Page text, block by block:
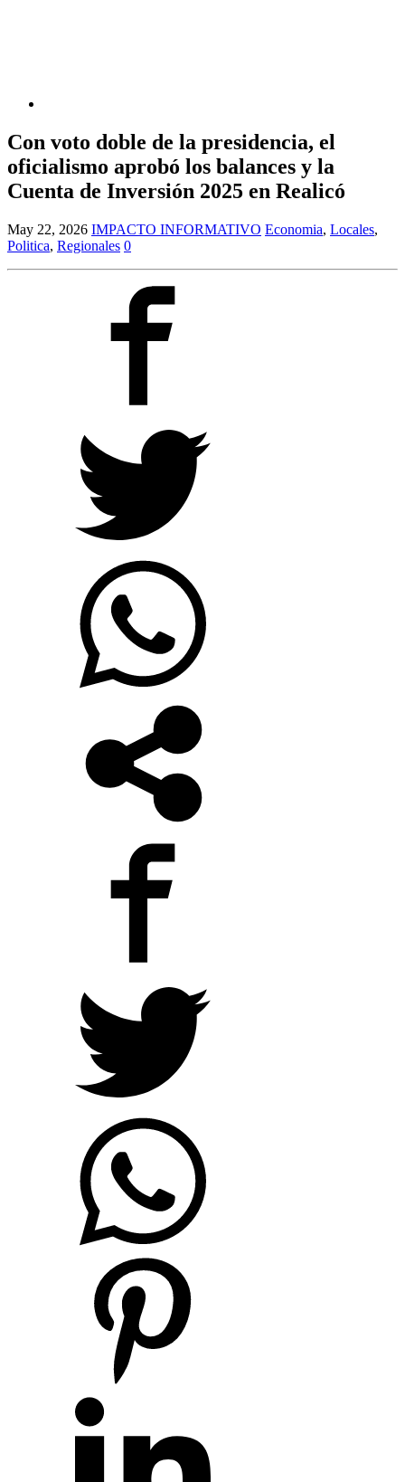
Con voto doble de la presidencia, el
oficialismo aprobó los balances y la
Cuenta de Inversión 2025 en Realicó
May 22, 2026 IMPACTO INFORMATIVO Economia, Locales,
Politica, Regionales 0